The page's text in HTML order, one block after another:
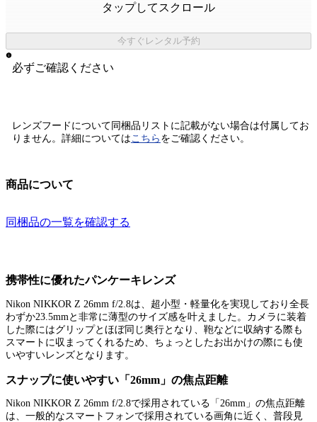
タップしてスクロール
今すぐレンタル予約
必ずご確認ください
レンズフードについて同梱品リストに記載がない場合は付属してお
りません。 詳細についてはこちら をご確認ください。
商品について
同梱品の一覧を確認する
携帯性に優れたパンケーキレンズ
Nikon NIKKOR Z 26mm f/2.8は、超小型・軽量化を実現しており全長
わずか23.5mmと非常に薄型のサイズ感を叶えました。カメラに装着
した際にはグリップとほぼ同じ奥行となり、鞄などに収納する際も
スマートに収まってくれるため、ちょっとしたお出かけの際にも使
いやすいレンズとなります。
スナップに使いやすい「26mm」の焦点距離
Nikon NIKKOR Z 26mm f/2.8で採用されている「26mm」の焦点距離
は、一般的なスマートフォンで採用されている画角に近く、普段見